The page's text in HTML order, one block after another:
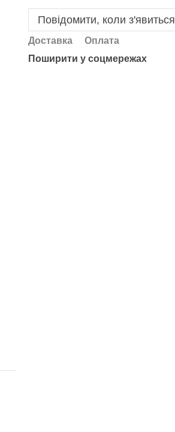
Повідомити, коли з'явиться
Доставка
Оплата
Поширити у соцмережах